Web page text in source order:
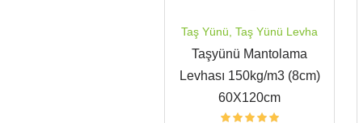
Taş Yünü ,Taş Yünü Levha
Taşyünü Mantolama
Levhası 150kg/m3 (8cm)
60X120cm